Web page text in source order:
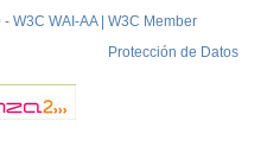
W3C WAI-AA | W3C Member
Protección de Datos